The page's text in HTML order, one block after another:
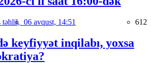
təhlil, 06 avqust, 14:51 612
keyfiyyət inqilabı, yoxsa